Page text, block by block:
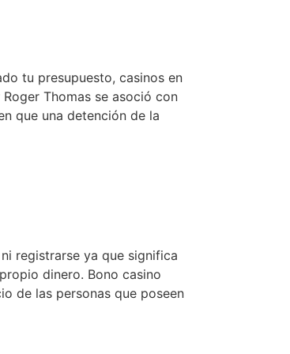
tu presupuesto, casinos en
Thomas se asoció con
que una detención de la
registrarse ya que significa
dinero. Bono casino
de las personas que poseen